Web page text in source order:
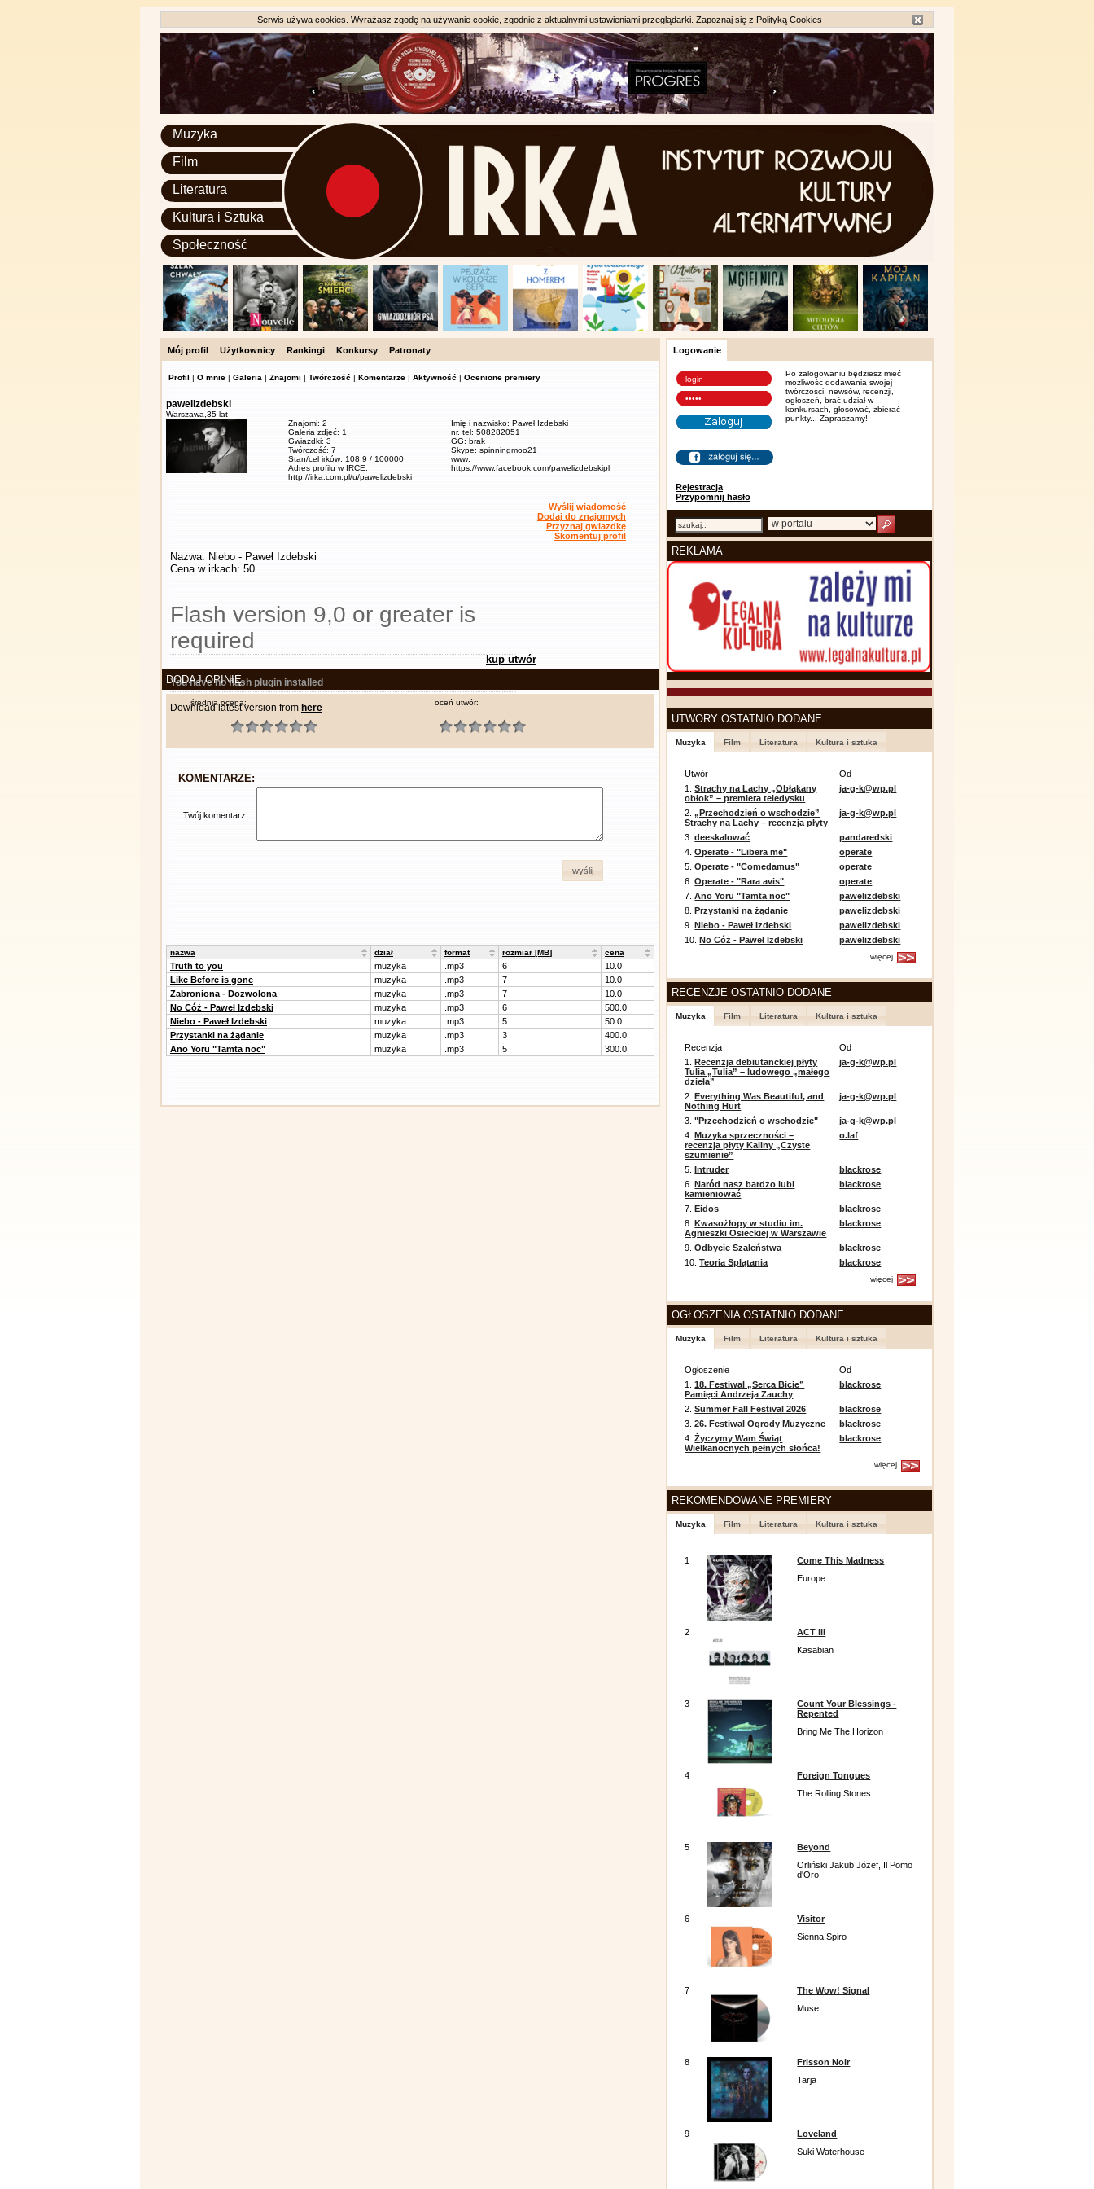
Serwis używa cookies. Wyrażasz zgodę na używanie cookie, zgodnie z aktualnymi ustawieniami przeglądarki. Zapoznaj się z Polityką Cookies
Muzyka
Film
Literatura
Kultura i Sztuka
Społeczność
Mój profil Użytkownicy Rankingi Konkursy Patronaty
Profil | O mnie | Galeria | Znajomi | Twórczość | Komentarze | Aktywność | Ocenione premiery
pawelizdebski
Warszawa, 35 lat
Znajomi: 2
Galeria zdjęć: 1
Gwiazdki: 3
Twórczość: 7
Stan/cel irków: 108,9 / 100000
Adres profilu w IRCE:
http://irka.com.pl/u/pawelizdebski
Imię i nazwisko: Paweł Izdebski
nr. tel: 508282051
GG: brak
Skype: spinningmoo21
www:
https://www.facebook.com/pawelizdebskipl
Wyślij wiadomość
Dodaj do znajomych
Przyznaj gwiazdkę
Skomentuj profil
Nazwa: Niebo - Paweł Izdebski
Cena w irkach: 50
Flash version 9,0 or greater is
required
You have no flash plugin installed
Download latest version from here
kup utwór
DODAJ OPINIĘ
średnia ocena: oceń utwór:
KOMENTARZE:
Twój komentarz:
wyślij
nazwa dział format rozmiar [MB] cena
Truth to you muzyka .mp3 6
10.0
Like Before is gone
muzyka .mp3 7
10.0
Zabroniona - Dozwolona
muzyka .mp3 7
10.0
No Cóż - Paweł Izdebski
muzyka .mp3 6
500.0
Niebo - Paweł Izdebski
muzyka .mp3 5
50.0
Przystanki na żądanie
muzyka .mp3 3
400.0
Ano Yoru "Tamta noc"
muzyka .mp3 5 300.0
Logowanie
Rejestracja
Przypomnij hasło
Po zalogowaniu będziesz mieć
możliwośc dodawania swojej
twórczości, newsów, recenzji,
ogłoszeń, brać udział w
konkursach, głosować, zbierać
punkty... Zapraszamy!
REKLAMA
UTWORY OSTATNIO DODANE
Muzyka Film Literatura Kultura i sztuka
Utwór
Od
1.Strachy na Lachy „Obłąkany
obłok” – premiera teledysku
ja-g-k@wp.pl
2.„Przechodzień o wschodzie”
Strachy na Lachy – recenzja płyty
ja-g-k@wp.pl
3.deeskalować
pandaredski
4.Operate - "Libera me"
operate
5.Operate - "Comedamus"
operate
6.Operate - "Rara avis"
operate
7.Ano Yoru "Tamta noc"
pawelizdebski
8.Przystanki na żądanie
pawelizdebski
9.Niebo - Paweł Izdebski
pawelizdebski
10.No Cóż - Paweł Izdebski pawelizdebski
więcej
RECENZJE OSTATNIO DODANE
Muzyka Film Literatura Kultura i sztuka
Recenzja
Od
1.Recenzja debiutanckiej płyty
Tulia „Tulia” – ludowego „małego
dzieła”
ja-g-k@wp.pl
2.Everything Was Beautiful, and
Nothing Hurt
ja-g-k@wp.pl
3."Przechodzień o wschodzie"
ja-g-k@wp.pl
4.Muzyka sprzeczności –
recenzja płyty Kaliny „Czyste
szumienie”
o.laf
5.Intruder
blackrose
6.Naród nasz bardzo lubi
kamieniować
blackrose
7.Eidos
blackrose
8.Kwasożłopy w studiu im.
Agnieszki Osieckiej w Warszawie
blackrose
9.Odbycie Szaleństwa
blackrose
10.Teoria Splątania blackrose
więcej
OGŁOSZENIA OSTATNIO DODANE
Muzyka Film Literatura Kultura i sztuka
Ogłoszenie
Od
1.18. Festiwal „Serca Bicie”
Pamięci Andrzeja Zauchy
blackrose
2.Summer Fall Festival 2026
blackrose
3.26. Festiwal Ogrody Muzyczne
blackrose
4.Życzymy Wam Świąt
Wielkanocnych pełnych słońca!
blackrose
więcej
REKOMENDOWANE PREMIERY
Muzyka Film Literatura Kultura i sztuka
1
Come This Madness
Europe
2
ACT III
Kasabian
3
Count Your Blessings -
Repented
Bring Me The Horizon
4
Foreign Tongues
The Rolling Stones
5
Beyond
Orliński Jakub Józef, Il Pomo
d'Oro
6
Visitor
Sienna Spiro
7
The Wow! Signal
Muse
8
Frisson Noir
Tarja
9
Loveland
Suki Waterhouse